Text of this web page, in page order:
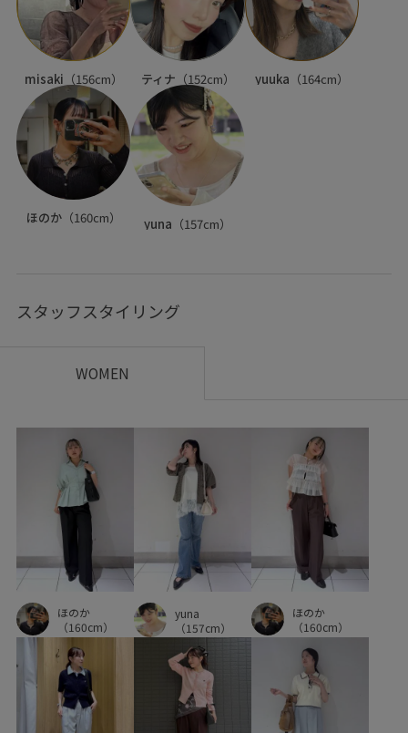
misaki （156cm） ティナ （152cm） yuuka （164cm）
ほのか（160cm） yuna （157cm）
スタッフスタイリング
WOMEN
ほのか
（160cm）
yuna
（157cm）
ほのか
（160cm）